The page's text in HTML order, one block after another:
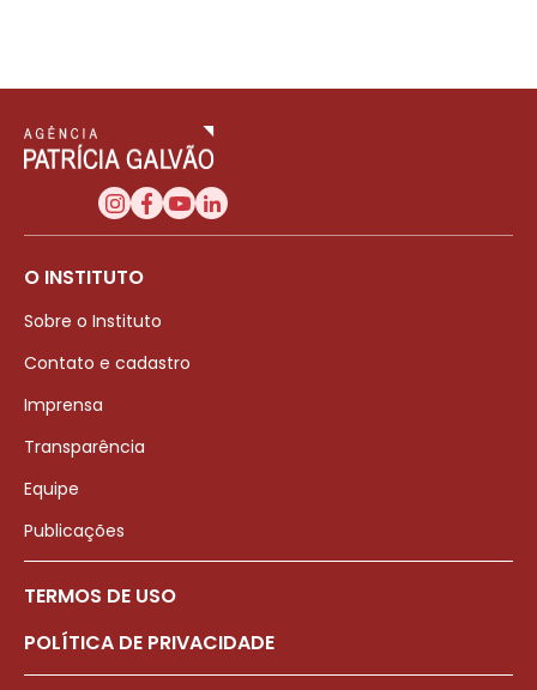
O INSTITUTO
Sobre o Instituto
Contato e cadastro
Imprensa
Transparência
Equipe
Publicações
TERMOS DE USO
POLÍTICA DE PRIVACIDADE